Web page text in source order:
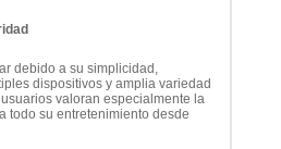
debido a su simplicidad,
dispositivos y amplia variedad
valoran especialmente la
todo su entretenimiento desde